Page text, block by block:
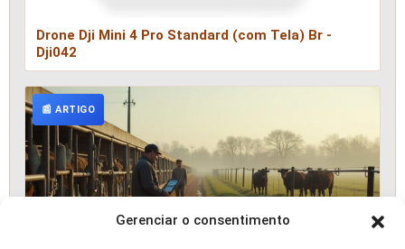
Gerenciar o consentimento
Drone Dji Mini 4 Pro Standard (com Tela) Br -
Dji042
📰 ARTIGO